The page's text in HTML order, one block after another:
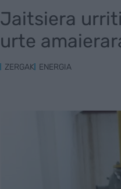
Jaitsiera
urte
ZERGAK ENERGIA